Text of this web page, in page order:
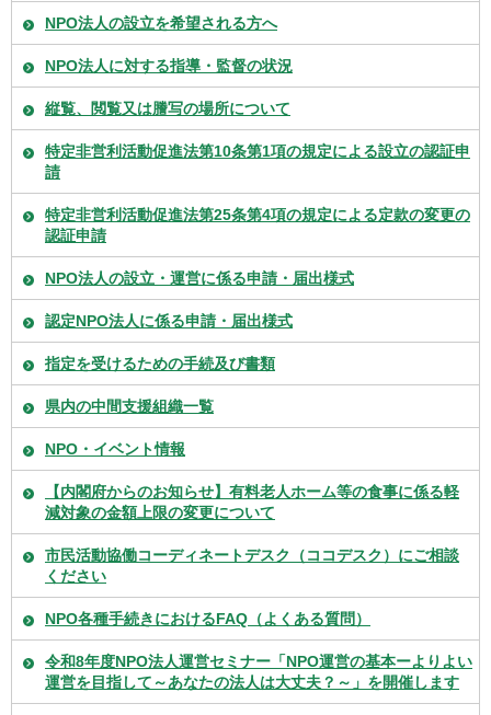
NPO法人の設立を希望される方へ
NPO法人に対する指導・監督の状況
縦覧、閲覧又は謄写の場所について
特定非営利活動促進法第10条第1項の規定による設立の認証申
請
特定非営利活動促進法第25条第4項の規定による定款の変更の
認証申請
NPO法人の設立・運営に係る申請・届出様式
認定NPO法人に係る申請・届出様式
指定を受けるための手続及び書類
県内の中間支援組織一覧
NPO・イベント情報
【内閣府からのお知らせ】有料老人ホーム等の食事に係る軽
減対象の金額上限の変更について
市民活動協働コーディネートデスク（ココデスク）にご相談
ください
NPO各種手続きにおけるFAQ（よくある質問）
令和8年度NPO法人運営セミナー「NPO運営の基本ーよりよい
運営を目指して～あなたの法人は大丈夫？～」を開催します